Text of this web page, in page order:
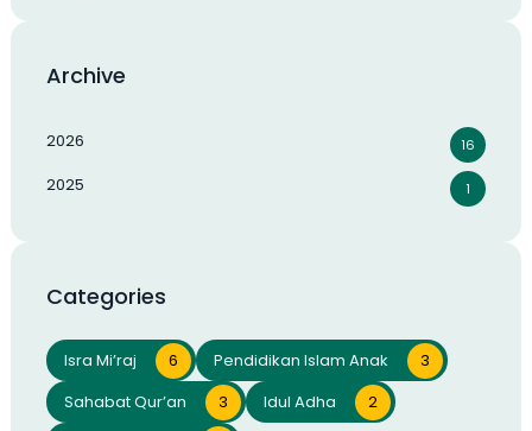
Archive
2026 16
2025 1
Categories
Isra Mi’raj 6 Pendidikan Islam Anak
3
Sahabat Qur’an
3 Idul Adha
2